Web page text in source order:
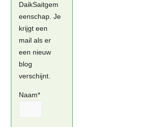
DaikSaitgem
eenschap. Je
krijgt een
mail als er
een nieuw
blog
verschijnt.
Naam*